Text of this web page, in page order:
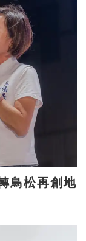
鳥松再創地